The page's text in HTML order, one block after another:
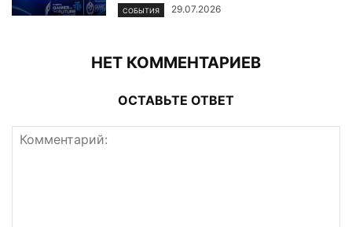
СОБЫТИЯ 29.07.2026
НЕТ КОММЕНТАРИЕВ
ОСТАВЬТЕ ОТВЕТ